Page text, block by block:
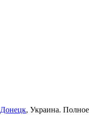
Донецк, Украина.